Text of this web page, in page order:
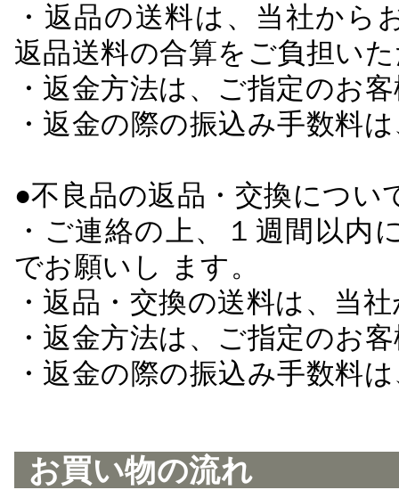
・返品の送料は、当社か
返品送料の合算をご負担い
・返金方法は、ご指定のお
・返金の際の振込み手数料
●不良品の返品・交換につい
・ご連絡の上、１週間以
でお願いし ます。
・返品・交換の送料は、当
・返金方法は、ご指定のお
・返金の際の振込み手数料
お買い物の流れ